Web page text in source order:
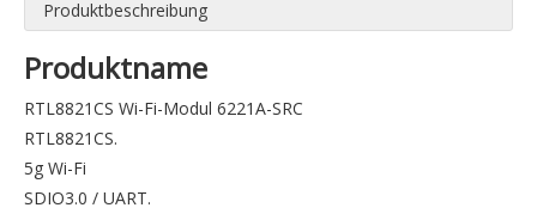
Produktbeschreibung
Produktname
RTL8821CS Wi-Fi-Modul 6221A-SRC
RTL8821CS.
5g Wi-Fi
SDIO3.0 / UART.